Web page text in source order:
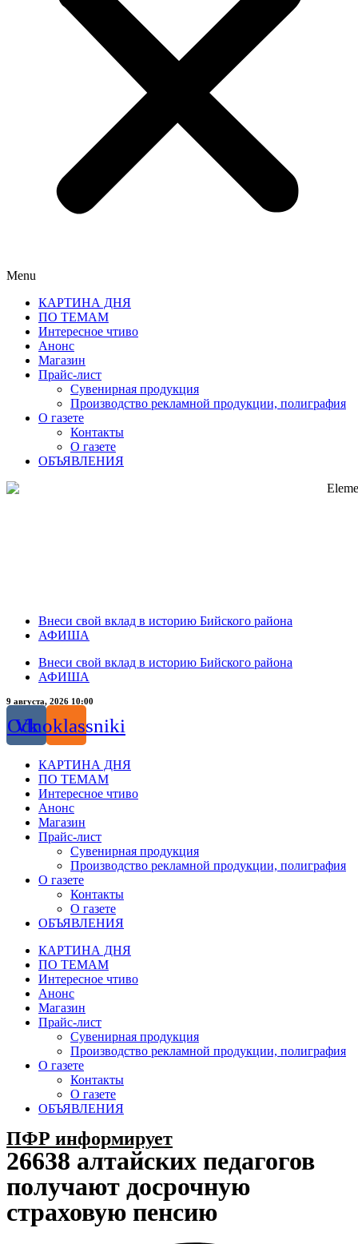
Menu
КАРТИНА ДНЯ
ПО ТЕМАМ
Интересное чтиво
Анонс
Магазин
Прайс-лист
Сувенирная продукция
Производство рекламной продукции, полиграфия
О газете
Контакты
О газете
ОБЪЯВЛЕНИЯ
Внеси свой вклад в историю Бийского района
АФИША
Внеси свой вклад в историю Бийского района
АФИША
9 августа, 2026 10:00
Vk
Odnoklassniki
КАРТИНА ДНЯ
ПО ТЕМАМ
Интересное чтиво
Анонс
Магазин
Прайс-лист
Сувенирная продукция
Производство рекламной продукции, полиграфия
О газете
Контакты
О газете
ОБЪЯВЛЕНИЯ
КАРТИНА ДНЯ
ПО ТЕМАМ
Интересное чтиво
Анонс
Магазин
Прайс-лист
Сувенирная продукция
Производство рекламной продукции, полиграфия
О газете
Контакты
О газете
ОБЪЯВЛЕНИЯ
ПФР информирует
26638 алтайских педагогов
получают досрочную
страховую пенсию